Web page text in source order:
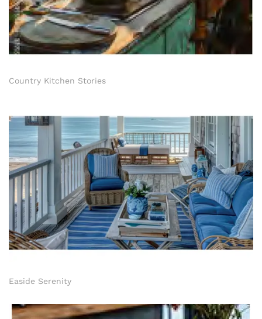
Country Kitchen Stories
Easide Serenity